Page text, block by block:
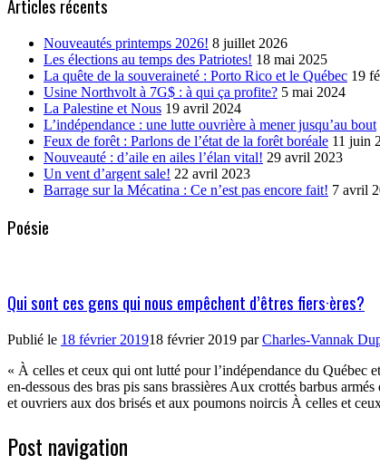
Articles récents
Nouveautés printemps 2026! 8 juillet 2026
Les élections au temps des Patriotes! 18 mai 2025
La quête de la souveraineté : Porto Rico et le Québec 19
Usine Northvolt à 7G$ : à qui ça profite? 5 mai 2024
La Palestine et Nous 19 avril 2024
L’indépendance : une lutte ouvrière à mener jusqu’au bout
Feux de forêt : Parlons de l’état de la forêt boréale 11 juin
Nouveauté : d’aile en ailes l’élan vital! 29 avril 2023
Un vent d’argent sale! 22 avril 2023
Barrage sur la Mécatina : Ce n’est pas encore fait! 7 avril
Poésie
Qui sont ces gens qui nous empêchent d’êtres fiers·ères?
Publié le 18 février 201918 février 2019 parCharles-Vannak
« À celles et ceux qui ont lutté pour l’indépendance du Québec
en-dessous des bras pis sans brassières Aux crottés barbus
et ouvriers aux dos brisés et aux poumons noircis À celles et
Post navigation